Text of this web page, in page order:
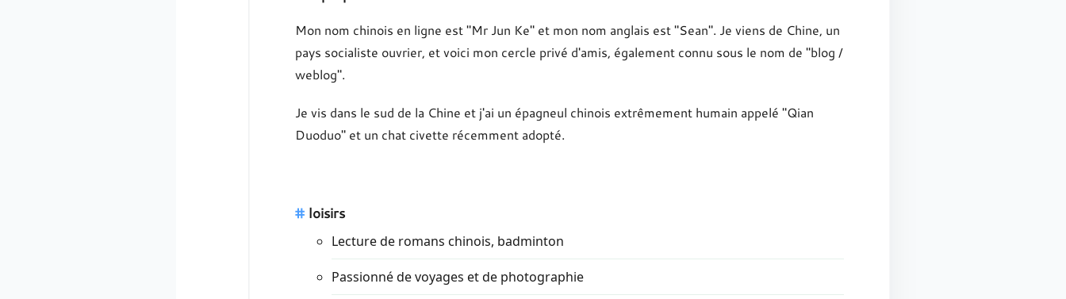
Mon nom chinois en ligne est "Mr Jun Ke" et mon nom anglais est "Sean". Je viens de Chine, un
pays socialiste ouvrier, et voici mon cercle privé d'amis, également connu sous le nom de "blog /
weblog".
Je vis dans le sud de la Chine et j'ai un épagneul chinois extrêmement humain appelé "Qian
Duoduo" et un chat civette récemment adopté.
loisirs
Lecture de romans chinois, badminton
Passionné de voyages et de photographie